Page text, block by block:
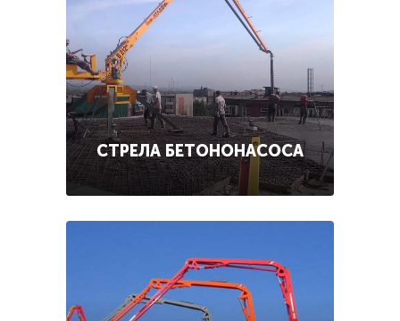
СТРЕЛА БЕТОНОНАСОСА